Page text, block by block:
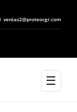
ventas2@proteocgr.com
☰